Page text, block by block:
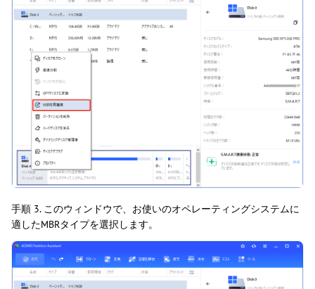
手順 3. このウィンドウで、お使いのオペレーティングシステムに
適したMBRタイプを選択します。